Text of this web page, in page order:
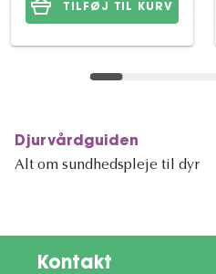
TILFØJ TIL KURV
Djurvårdguiden
Alt om sundhedspleje til dyr
Kontakt